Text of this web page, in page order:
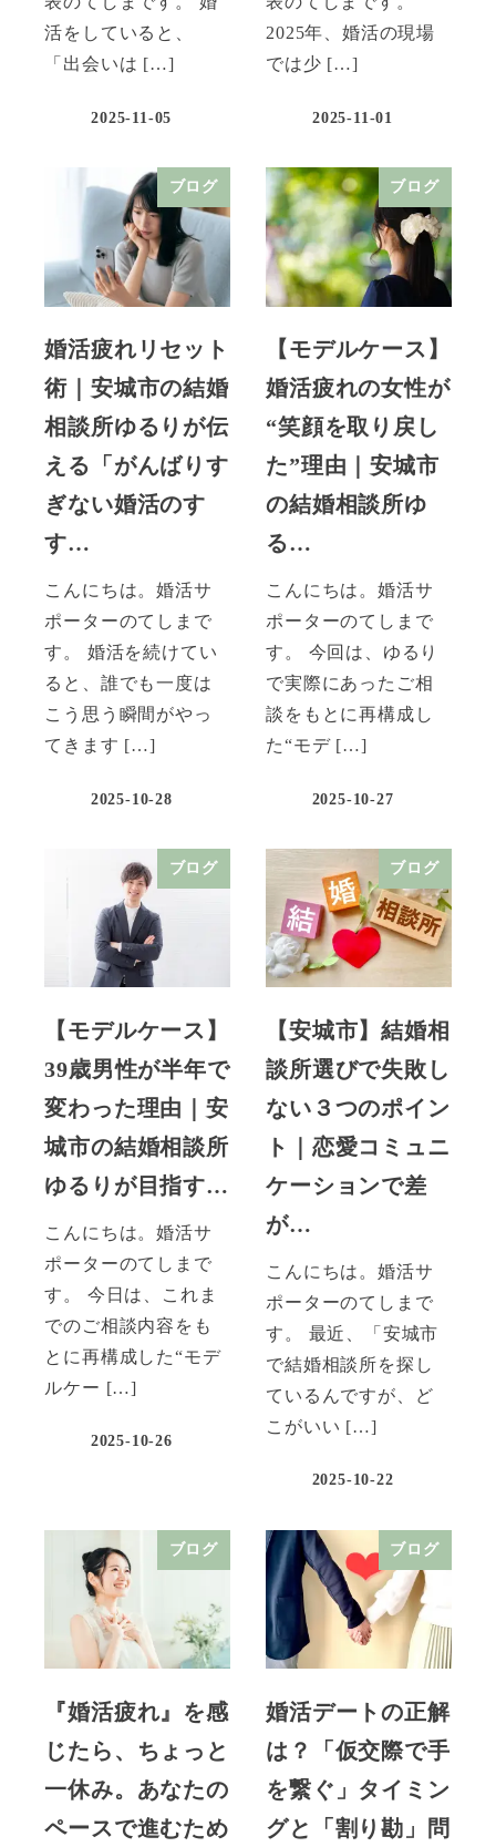
活をしていると、
「出会いは […]
2025-11-05
2025年、婚活の現場
では少 […]
2025-11-01
ブログ
婚活疲れリセット
術｜安城市の結婚
相談所ゆるりが伝
える「がんばりす
ぎない婚活のす
す…
こんにちは。婚活サ
ポーターのてしまで
す。 婚活を続けてい
ると、誰でも一度は
こう思う瞬間がやっ
てきます […]
2025-10-28
ブログ
【モデルケース】
婚活疲れの女性が
“笑顔を取り戻し
た”理由｜安城市
の結婚相談所ゆ
る…
こんにちは。婚活サ
ポーターのてしまで
す。 今回は、ゆるり
で実際にあったご相
談をもとに再構成し
た“モデ […]
2025-10-27
ブログ
【モデルケース】
39歳男性が半年で
変わった理由｜安
城市の結婚相談所
ゆるりが目指す…
こんにちは。婚活サ
ポーターのてしまで
す。 今日は、これま
でのご相談内容をも
とに再構成した“モデ
ルケー […]
2025-10-26
ブログ
【安城市】結婚相
談所選びで失敗し
ない３つのポイン
ト｜恋愛コミュニ
ケーションで差
が…
こんにちは。婚活サ
ポーターのてしまで
す。 最近、「安城市
で結婚相談所を探し
ているんですが、ど
こがいい […]
2025-10-22
ブログ
『婚活疲れ』を感
じたら、ちょっと
一休み。あなたの
ペースで進むため
ブログ
婚活デートの正解
は？「仮交際で手
を繋ぐ」タイミン
グと「割り勘」問